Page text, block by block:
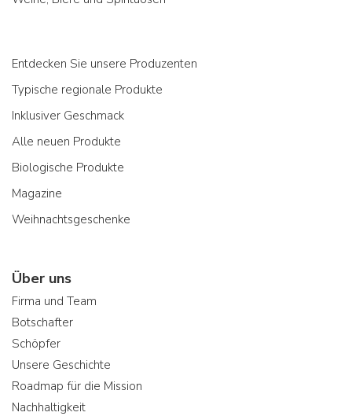
Entdecken Sie unsere Produzenten
Typische regionale Produkte
Inklusiver Geschmack
Alle neuen Produkte
Biologische Produkte
Magazine
Weihnachtsgeschenke
Über uns
Firma und Team
Botschafter
Schöpfer
Unsere Geschichte
Roadmap für die Mission
Nachhaltigkeit